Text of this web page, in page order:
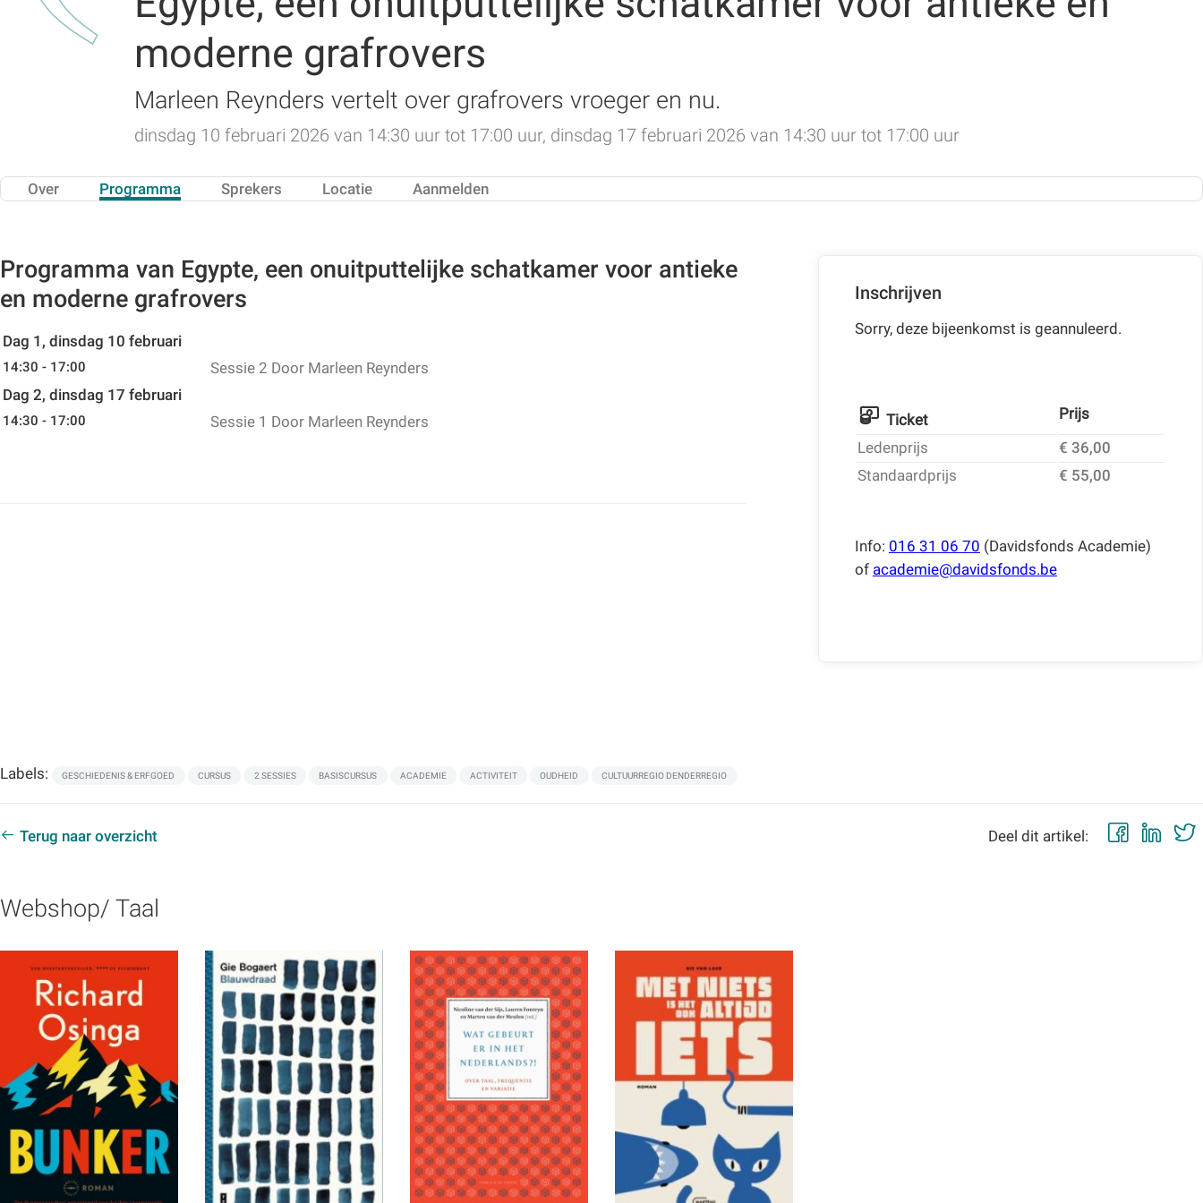
moderne grafrovers
Marleen Reynders vertelt over grafrovers vroeger en nu.
dinsdag 10 februari 2026 van 14:30 uur tot 17:00 uur, dinsdag 17 februari 2026 van 14:30 uur tot 17:00 uur
Over Programma Sprekers Locatie Aanmelden
Programma van Egypte, een onuitputtelijke schatkamer voor antieke
en moderne grafrovers
Dag 1, dinsdag 10 februari
14:30 - 17:00 Sessie 2 Door Marleen Reynders
Dag 2, dinsdag 17 februari
14:30 - 17:00 Sessie 1 Door Marleen Reynders
Inschrijven
Sorry, deze bijeenkomst is geannuleerd.
Ticket
Prijs
Ledenprijs
€ 36,00
Standaardprijs
€ 55,00
Info: 016 31 06 70 (Davidsfonds Academie)
of academie@davidsfonds.be
Labels: GESCHIEDENIS & ERFGOED CURSUS 2 SESSIES BASISCURSUS ACADEMIE ACTIVITEIT OUDHEID CULTUURREGIO DENDERREGIO
Terug naar overzicht Deel dit artikel:
Webshop/ Taal